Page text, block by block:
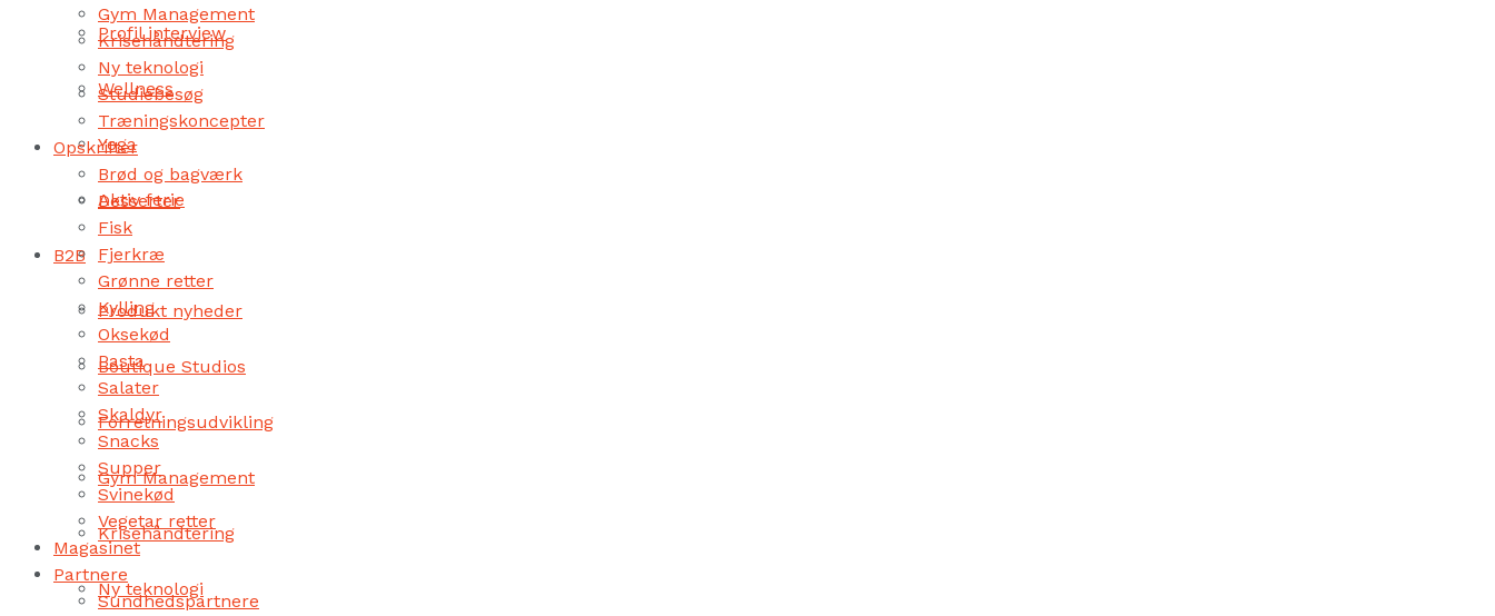
Profil interview
Wellness
Yoga
Aktiv ferie
B2B
Produkt nyheder
Boutique Studios
Forretningsudvikling
Gym Management
Krisehåndtering
Ny teknologi
Gym Management
Krisehåndtering
Ny teknologi
Studiebesøg
Træningskoncepter
Opskrifter
Brød og bagværk
Desserter
Fisk
Fjerkræ
Grønne retter
Kylling
Oksekød
Pasta
Salater
Skaldyr
Snacks
Supper
Svinekød
Vegetar retter
Magasinet
Partnere
Sundhedspartnere